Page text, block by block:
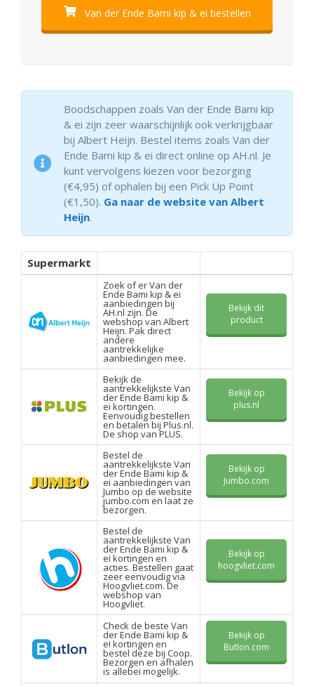
Van der Ende Bami kip & ei bestellen
Boodschappen zoals Van der Ende Bami kip
& ei zijn zeer waarschijnlijk ook verkrijgbaar
bij Albert Heijn. Bestel items zoals Van der
Ende Bami kip & ei direct online op AH.nl. Je
kunt vervolgens kiezen voor bezorging
(€4,95) of ophalen bij een Pick Up Point
(€1,50). Ga naar de website van Albert
Heijn.
Supermarkt
Zoek of er Van der
Ende Bami kip & ei
aanbiedingen bij
AH.nl zijn. De
webshop van Albert
Heijn. Pak direct
andere
aantrekkelijke
aanbiedingen mee.
Bekijk dit
product
Bekijk de
aantrekkelijkste Van
der Ende Bami kip &
ei kortingen.
Eenvoudig bestellen
en betalen bij Plus.nl.
De shop van PLUS.
Bekijk op
plus.nl
Bestel de
aantrekkelijkste Van
der Ende Bami kip &
ei aanbiedingen van
Jumbo op de website
jumbo.com en laat ze
bezorgen.
Bekijk op
Jumbo.com
Bestel de
aantrekkelijkste Van
der Ende Bami kip &
ei kortingen en
acties. Bestellen gaat
zeer eenvoudig via
Hoogvliet.com. De
webshop van
Hoogvliet.
Bekijk op
hoogvliet.com
Check de beste Van
der Ende Bami kip &
ei kortingen en
bestel deze bij Coop.
Bezorgen en afhalen
is allebei mogelijk.
Bekijk op
Butlon.com